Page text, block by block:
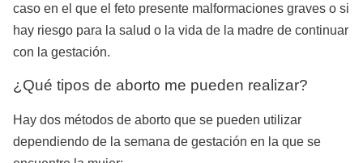
caso en el que el feto presente malformaciones graves o si
hay riesgo para la salud o la vida de la madre de continuar
con la gestación.
¿Qué tipos de aborto me pueden realizar?
Hay dos métodos de aborto que se pueden utilizar
dependiendo de la semana de gestación en la que se